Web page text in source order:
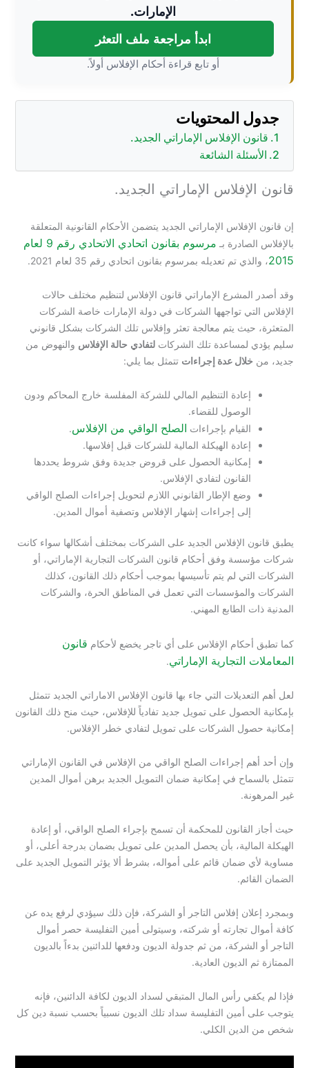
الإمارات.
ابدأ مراجعة ملف التعثر
أو تابع قراءة أحكام الإفلاس أولاً.
جدول المحتويات
قانون الإفلاس الإماراتي الجديد.
الأسئلة الشائعة
قانون الإفلاس الإماراتي الجديد.
إن قانون الإفلاس الإماراتي الجديد يتضمن الأحكام القانونية المتعلقة
بالإفلاس الصادرة بـ
مرسوم بقانون اتحادي الاتحادي رقم 9 لعام
2015، والذي تم تعديله بمرسوم بقانون اتحادي رقم 35 لعام 2021.
وقد أصدر المشرع الإماراتي قانون الإفلاس لتنظيم مختلف حالات
الإفلاس التي تواجهها الشركات في دولة الإمارات خاصة الشركات
المتعثرة، حيث يتم معالجة تعثر وإفلاس تلك الشركات بشكل قانوني
سليم يؤدي لمساعدة تلك الشركات لتفادي حالة الإفلاس والنهوض من
جديد، من خلال عدة إجراءات تتمثل بما يلي:
إعادة التنظيم المالي للشركة المفلسة خارج المحاكم ودون
الوصول للقضاء.
القيام بإجراءات الصلح الواقي من الإفلاس.
إعادة الهيكلة المالية للشركات قبل إفلاسها.
إمكانية الحصول على قروض جديدة وفق شروط يحددها
القانون لتفادي الإفلاس.
وضع الإطار القانوني اللازم لتحويل إجراءات الصلح الواقي
إلى إجراءات إشهار الإفلاس وتصفية أموال المدين.
يطبق قانون الإفلاس الجديد على الشركات بمختلف أشكالها سواء كانت
شركات مؤسسة وفق أحكام قانون الشركات التجارية الإماراتي، أو
الشركات التي لم يتم تأسيسها بموجب أحكام ذلك القانون، كذلك
الشركات والمؤسسات التي تعمل في المناطق الحرة، والشركات
المدنية ذات الطابع المهني.
كما تطبق أحكام الإفلاس على أي تاجر يخضع لأحكام قانون
المعاملات التجارية الإماراتي.
لعل أهم التعديلات التي جاء بها قانون الإفلاس الاماراتي الجديد تتمثل
بإمكانية الحصول على تمويل جديد تفادياً للإفلاس، حيث منح ذلك القانون
إمكانية حصول الشركات على تمويل لتفادي خطر الإفلاس.
وإن أحد أهم إجراءات الصلح الواقي من الإفلاس في القانون الإماراتي
تتمثل بالسماح في إمكانية ضمان التمويل الجديد برهن أموال المدين
غير المرهونة.
حيث أجاز القانون للمحكمة أن تسمح بإجراء الصلح الواقي، أو إعادة
الهيكلة المالية، بأن يحصل المدين على تمويل بضمان بدرجة أعلى، أو
مساوية لأي ضمان قائم على أمواله، بشرط ألا يؤثر التمويل الجديد على
الضمان القائم.
وبمجرد إعلان إفلاس التاجر أو الشركة، فإن ذلك سيؤدي لرفع يده عن
كافة أموال تجارته أو شركته، وسيتولى أمين التفليسة حصر أموال
التاجر أو الشركة، من ثم جدولة الديون ودفعها للدائنين بدءاً بالديون
الممتازة ثم الديون العادية.
فإذا لم يكفي رأس المال المتبقي لسداد الديون لكافة الدائنين، فإنه
يتوجب على أمين التفليسة سداد تلك الديون نسبياً بحسب نسبة دين كل
شخص من الدين الكلي.